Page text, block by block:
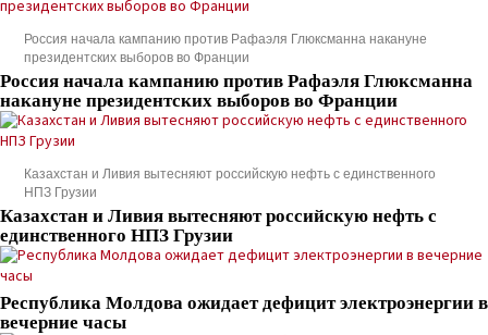
Россия начала кампанию против Рафаэля Глюксманна накануне
президентских выборов во Франции
Россия начала кампанию против Рафаэля Глюксманна
накануне президентских выборов во Франции
Казахстан и Ливия вытесняют российскую нефть с единственного
НПЗ Грузии
Казахстан и Ливия вытесняют российскую нефть с
единственного НПЗ Грузии
Республика Молдова ожидает дефицит электроэнергии в
вечерние часы